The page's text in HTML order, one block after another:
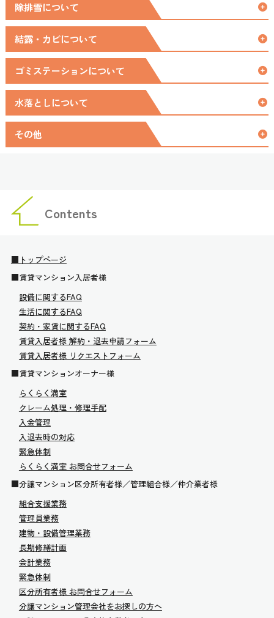
除排雪について
結露・カビについて
ゴミステーションについて
水落としについて
その他
Contents
■トップページ
■賃貸マンション入居者様
設備に関するFAQ
生活に関するFAQ
契約・家賃に関するFAQ
賃貸入居者様 解約・退去申請フォーム
賃貸入居者様 リクエストフォーム
■賃貸マンションオーナー様
らくらく満室
クレーム処理・修理手配
入金管理
入退去時の対応
緊急体制
らくらく満室 お問合せフォーム
■分譲マンション区分所有者様／管理組合様／仲介業者様
組合支援業務
管理員業務
建物・設備管理業務
長期修繕計画
会計業務
緊急体制
区分所有者様 お問合せフォーム
分譲マンション管理会社をお探しの方へ